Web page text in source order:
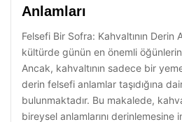
Anlamları
Felsefi Bir Sofra: Kahvaltının Derin
kültürde günün en önemli
Ancak, kahvaltının sadece bir
derin felsefi anlamlar taşıdığına
bulunmaktadır. Bu makalede,
bireysel anlamlarını